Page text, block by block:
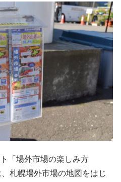
「場外市場の楽しみ方
札幌場外市場の地図をはじ